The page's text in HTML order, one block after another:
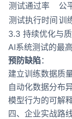
测试通过率
公
测试执行时间 训
3.3 持续优化与
AI系统测试的最
预防缺陷：
建立训练数据质
自动化数据分布
模型行为的可解
四、企业实战路